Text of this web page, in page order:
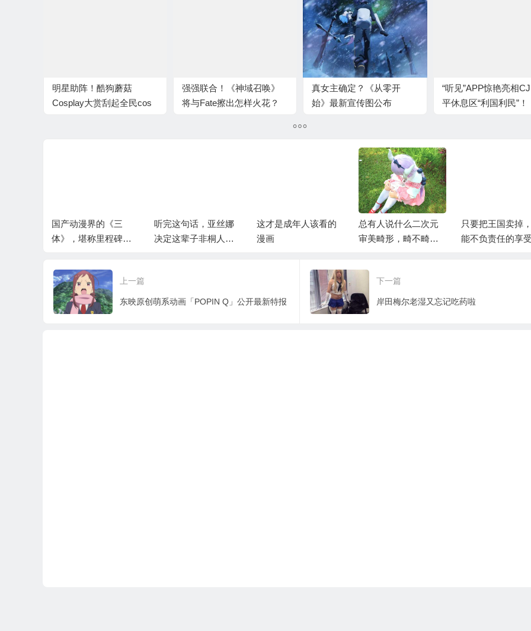
明星助阵！酷狗蘑菇
Cosplay大赏刮起全民cos
强强联合！《神域召唤》
将与Fate擦出怎样火花？
真女主确定？《从零开
始》最新宣传图公布
“听见”APP惊艳亮相
平休息区“利国利民”！
国产动漫界的《三
体》，堪称里程碑的
听完这句话，亚丝娜
决定这辈子非桐人不
这才是成年人该看的
漫画
总有人说什么二次元
审美畸形，畸不畸形
只要把王国卖掉
能不负责任的享
上一篇
东映原创萌系动画「POPIN Q」公开最新特报
下一篇
岸田梅尔老湿又忘记吃药啦